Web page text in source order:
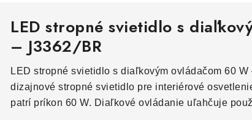
LED stropné svietidlo s
– J3362/BR
LED stropné svietidlo s diaľkovým ovládačom 60
dizajnové stropné svietidlo pre interiérové
patrí príkon 60 W. Diaľkové ovládanie uľahčuje